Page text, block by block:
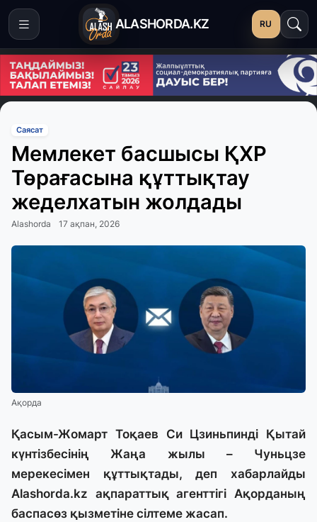
ALASHORDA.KZ RU
Саясат
Мемлекет басшысы ҚХР
Төрағасына құттықтау
жеделхатын жолдады
Alashorda 17 ақпан, 2026
Ақорда
Қасым-Жомарт Тоқаев Си Цзиньпинді Қытай
күнтізбесінің Жаңа жылы – Чуньцзе
мерекесімен құттықтады, деп хабарлайды
Alashorda.kz ақпараттық агенттігі Ақорданың
баспасөз қызметіне сілтеме жасап.